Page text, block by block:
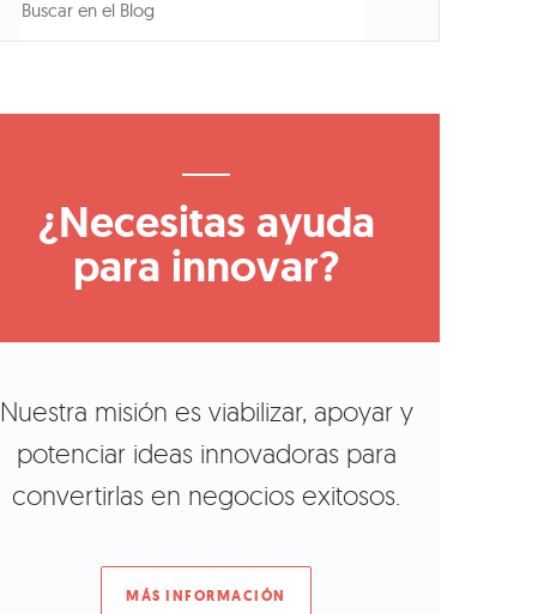
¿Necesitas ayuda
para innovar?
Nuestra misión es viabilizar, apoyar y
potenciar ideas innovadoras para
convertirlas en negocios exitosos.
MÁS INFORMACIÓN